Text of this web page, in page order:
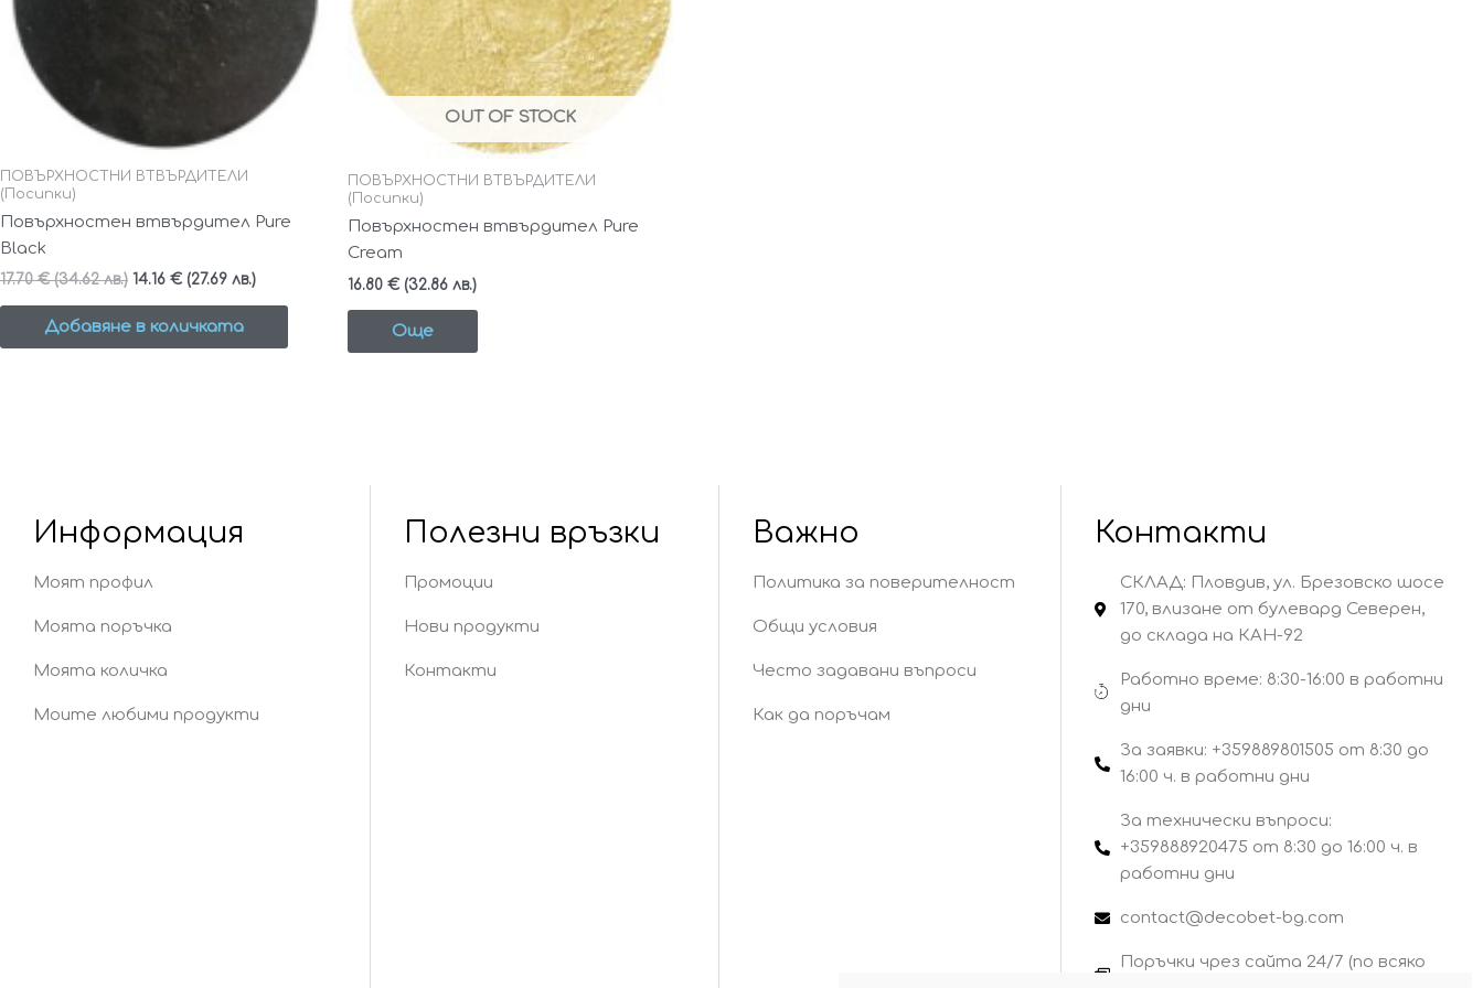
ПОВЪРХНОСТНИ ВТВЪРДИТЕЛИ
(Посипки)
Повърхностен втвърдител Pure
Black
17.70€ (34.62 лв.) 14.16 € (27.69 лв.)
Добавяне в количката
OUT OF STOCK
ПОВЪРХНОСТНИ ВТВЪРДИТЕЛИ
(Посипки)
Повърхностен втвърдител Pure
Cream
16.80 € (32.86 лв.)
Още
Информация
Моят профил
Моята поръчка
Моята количка
Моите любими продукти
Полезни връзки
Промоции
Нови продукти
Контакти
Важно
Политика за поверителност
Общи условия
Често задавани въпроси
Как да поръчам
Контакти
СКЛАД: Пловдив, ул. Брезовско шосе
170, влизане от булевард Северен,
до склада на КАН-92
Работно време: 8:30-16:00 в работни
дни
За заявки: +359889801505 от 8:30 до
16:00 ч. в работни дни
За технически въпроси:
+359888920475 от 8:30 до 16:00 ч. в
работни дни
contact@decobet-bg.com
Поръчки чрез сайта 24/7 (по всяко